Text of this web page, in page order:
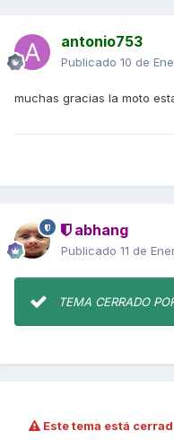
antonio753
Publicado 10 de
muchas gracias la moto
abhang
Publicado 11 de
TEMA CERRADO
Este tema está